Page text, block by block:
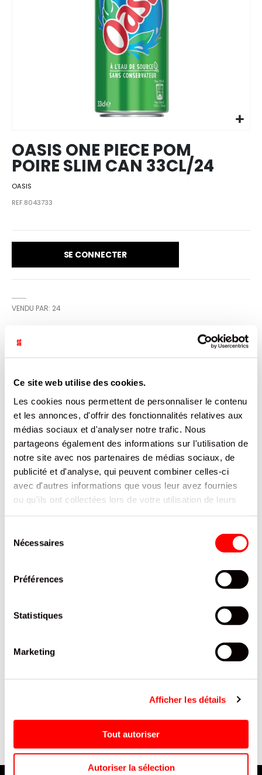
Ce site web utilise des cookies.
Les cookies nous permettent de personnaliser le contenu
et les annonces, d'offrir des fonctionnalités relatives aux
médias sociaux et d'analyser notre trafic. Nous
partageons également des informations sur l'utilisation de
notre site avec nos partenaires de médias sociaux, de
publicité et d'analyse, qui peuvent combiner celles-ci
avec d'autres informations que vous leur avez fournies
ou qu'ils ont collectées lors de votre utilisation de leurs
Nécessaires
Préférences
Statistiques
Marketing
Afficher les détails
Tout autoriser
Autoriser la sélection
images
gallery
OASIS ONE PIECE POM
POIRE SLIM CAN 33CL/24
OASIS
REF.8043733
SE CONNECTER
VENDU PAR: 24
INFORMATION
bon goût de pomme et de poire. Une recette unique sans
arôme artificiel, pour un moment de plaisir et de fun en
famille ou entre amis !
CARACTÉRISTIQUES
DOCUMENTATION
PRODUITS QUI POURRAIENT VOUS
ARTESAN SUCETTE TUTTI
ADAPTATEUR